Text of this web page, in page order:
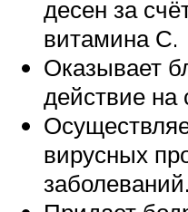
десен за
витамина С.
Оказывает
действие на
вирусных
заболеваний.